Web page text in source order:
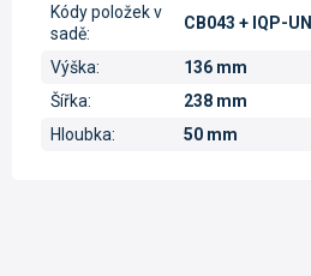
Kódy položek v
sadě:
CB043 + IQP-
Výška:
136 mm
Šířka:
238 mm
Hloubka: 50 mm